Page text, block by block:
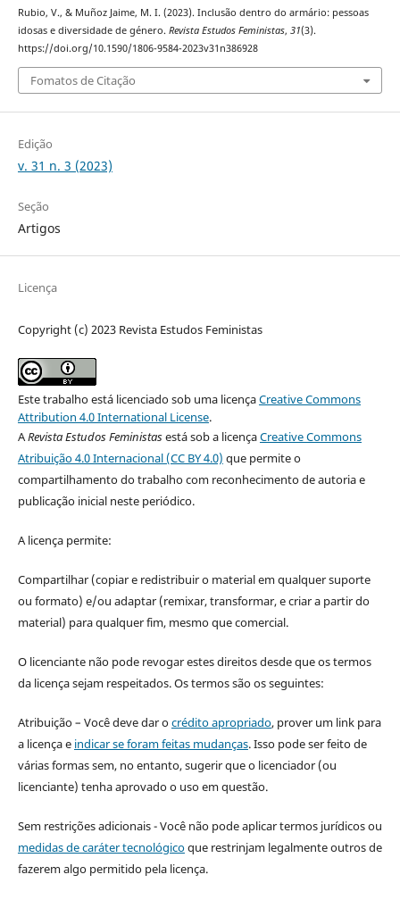
Rubio, V., & Muñoz Jaime, M. I. (2023). Inclusão dentro do armário: pessoas
idosas e diversidade de género. Revista Estudos Feministas, 31(3).
https://doi.org/10.1590/1806-9584-2023v31n386928
Fomatos de Citação
Edição
v. 31 n. 3 (2023)
Seção
Artigos
Licença
Copyright (c) 2023 Revista Estudos Feministas
Este trabalho está licenciado sob uma licençaCreative Commons
Attribution 4.0 International License.
ARevista Estudos Feministasestá sob a licençaCreative Commons
Atribuição 4.0 Internacional (CC BY 4.0) que permite o
compartilhamento do trabalho com reconhecimento de autoria e
publicação inicial neste periódico.
A licença permite:
Compartilhar (copiar e redistribuir o material em qualquer suporte
ou formato) e/ou adaptar (remixar, transformar, e criar a partir do
material) para qualquer fim, mesmo que comercial.
O licenciante não pode revogar estes direitos desde que os termos
da licença sejam respeitados. Os termos são os seguintes:
Atribuição – Você deve dar ocrédito apropriado, prover um link para
a licença e indicar se foram feitas mudanças. Isso pode ser feito de
várias formas sem, no entanto, sugerir que o licenciador (ou
licenciante) tenha aprovado o uso em questão.
Sem restrições adicionais - Você não pode aplicar termos jurídicos ou
medidas de caráter tecnológicoque restrinjam legalmente outros de
fazerem algo permitido pela licença.